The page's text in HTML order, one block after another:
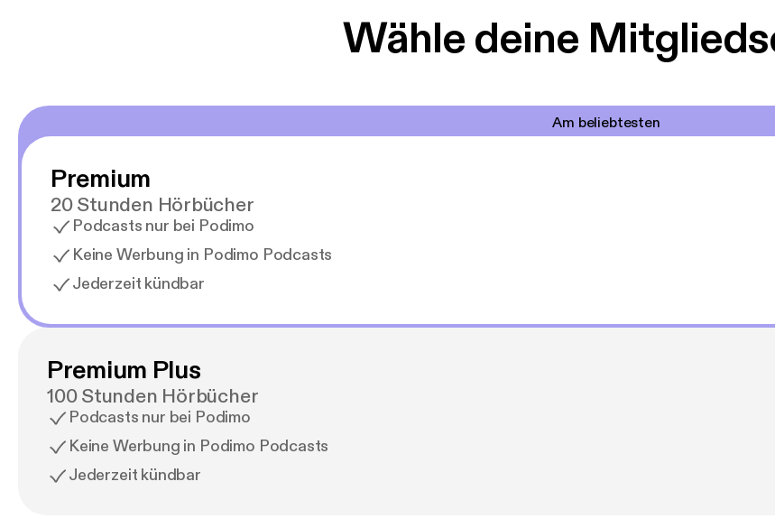
Wähle deine
Am beliebtesten
Premium
20 Stunden Hörbücher
Podcasts nur bei Podimo
Keine Werbung in Podimo Podcasts
Jederzeit kündbar
Premium Plus
100 Stunden Hörbücher
Podcasts nur bei Podimo
Keine Werbung in Podimo Podcasts
Jederzeit kündbar